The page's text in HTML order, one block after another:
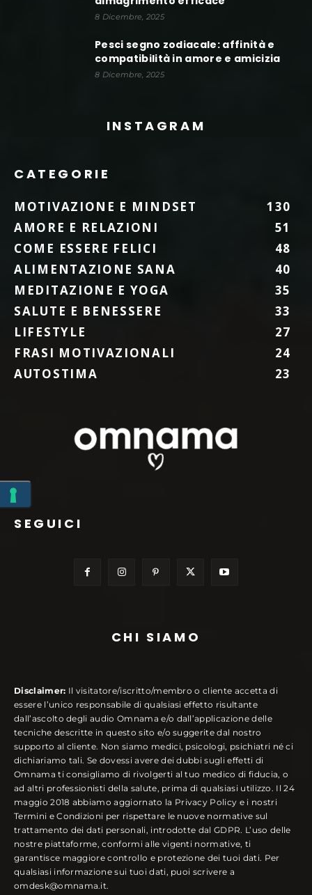
8 Dicembre, 2025
Pesci segno zodiacale: affinità e
compatibilità in amore e amicizia
8 Dicembre, 2025
INSTAGRAM
CATEGORIE
MOTIVAZIONE E MINDSET
130
AMORE E RELAZIONI
51
COME ESSERE FELICI
48
ALIMENTAZIONE SANA
40
MEDITAZIONE E YOGA
35
SALUTE E BENESSERE
33
LIFESTYLE
27
FRASI MOTIVAZIONALI
24
AUTOSTIMA
23
SEGUICI
CHI SIAMO
Disclaimer: Il visitatore/iscritto/membro o cliente accetta di
essere l’unico responsabile di qualsiasi effetto risultante
dall’ascolto degli audio Omnama e/o dall’applicazione delle
tecniche descritte in questo sito e/o suggerite dal nostro
supporto al cliente. Non siamo medici, psicologi, psichiatri né ci
dichiariamo tali. Se dovessi avere dei dubbi sugli effetti di
Omnama ti consigliamo di rivolgerti al tuo medico di fiducia, o
ad altri professionisti della salute, prima di qualsiasi utilizzo. Il 24
maggio 2018 abbiamo aggiornato la Privacy Policy e i nostri
Termini e Condizioni per rispettare le nuove normative sul
trattamento dei dati personali, introdotte dal GDPR. L’uso delle
nostre piattaforme, conformi alle vigenti normative, ti
garantisce maggiore controllo e protezione dei tuoi dati. Per
qualsiasi informazione sui tuoi dati, puoi scrivere a
omdesk@omnama.it.